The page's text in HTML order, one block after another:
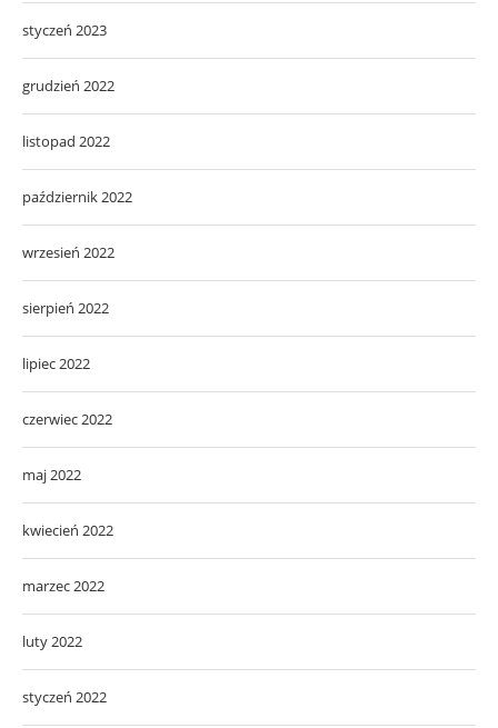
styczeń 2023
grudzień 2022
listopad 2022
październik 2022
wrzesień 2022
sierpień 2022
lipiec 2022
czerwiec 2022
maj 2022
kwiecień 2022
marzec 2022
luty 2022
styczeń 2022